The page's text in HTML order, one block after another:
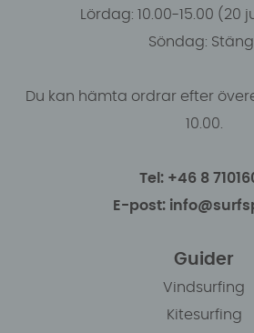
Lördag: 10.00-15.00 (20
Söndag:
Du kan hämta ordrar efter
10.00.
Tel: +46 8
E-post:
Guider
Vindsurfing
Kitesurfing